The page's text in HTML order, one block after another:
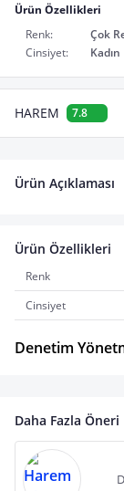
Ürün Özellikleri
Renk:
Çok
Cinsiyet:
Kadın
HAREM 7.8
Ürün Açıklaması
Ürün Özellikleri
Renk
Cinsiyet
Denetim
Daha Fazla Öneri